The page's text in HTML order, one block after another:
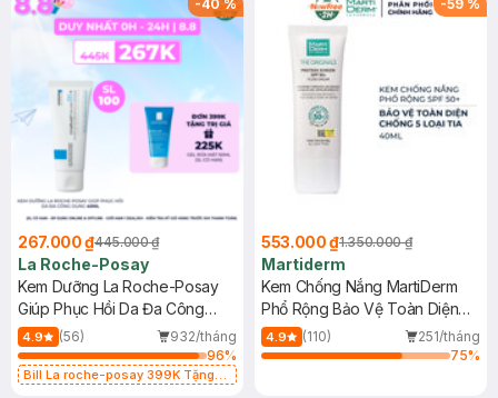
-40%
267.000 ₫445.000 ₫
La Roche-Posay
Kem Dưỡng La Roche-Posay
Giúp Phục Hồi Da Đa Công
Dụng 40ml
4.9 (56)
932/tháng
96%
Bill La roche-posay 399K Tặng
-59 %
553.000 ₫1.350.000 ₫
Martiderm
Kem Chống Nắng MartiDerm
Phổ Rộng Bảo Vệ Toàn Diện
40ml
4.9 (110)
251/tháng
75%